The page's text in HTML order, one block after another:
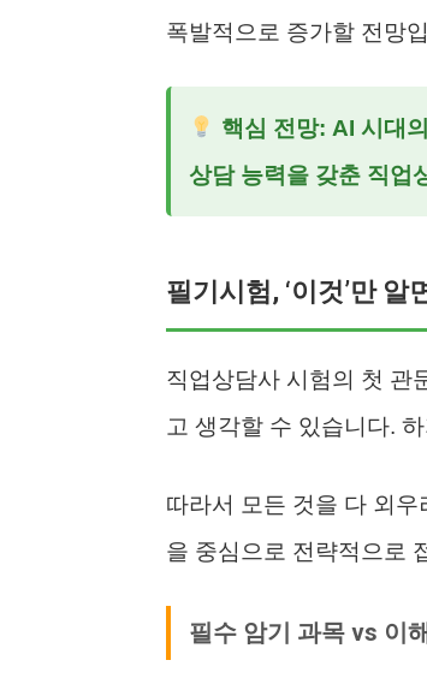
폭발적으로 증가할 전망
핵심 전망: AI 시대
상담 능력을 갖춘 직업
필기시험, ‘이것’만 알
직업상담사 시험의 첫 관
고 생각할 수 있습니다.
따라서 모든 것을 다 외
을 중심으로 전략적으로
필수 암기 과목 vs 이